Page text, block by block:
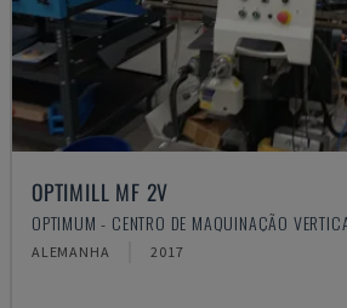
OPTIMILL MF 2V
OPTIMUM - CENTRO DE MAQUINAÇÃO
ALEMANHA 2017